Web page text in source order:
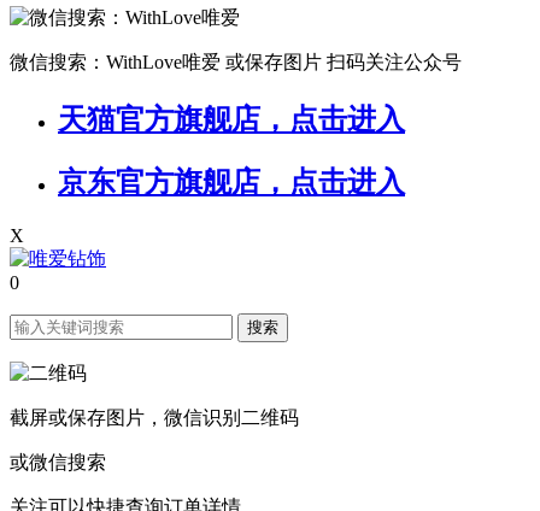
微信搜索：WithLove唯爱 或保存图片 扫码关注公众号
天猫官方旗舰店，点击进入
京东官方旗舰店，点击进入
X
0
搜索
截屏或保存图片，微信识别二维码
或微信搜索